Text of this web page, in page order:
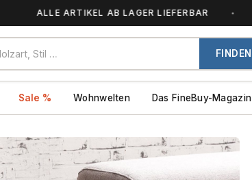
ALLE ARTIKEL AB LAGER LIEFERBAR
FINDEN
Sale % Wohnwelten Das FineBuy-Magazin